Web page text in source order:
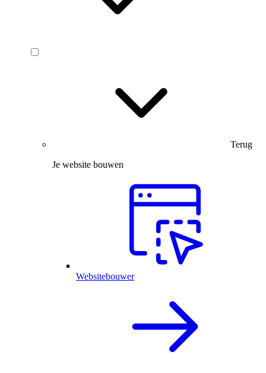
Terug
Je website bouwen
Websitebouwer